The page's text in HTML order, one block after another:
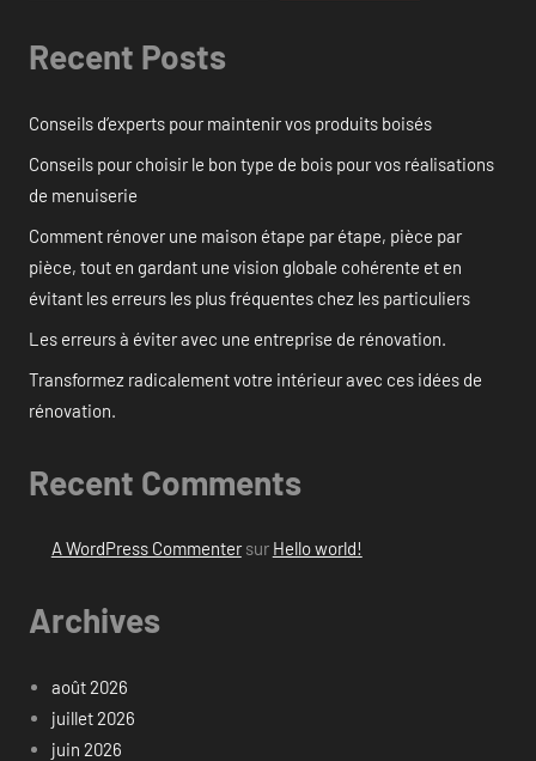
Recent Posts
Conseils d’experts pour maintenir vos produits boisés
Conseils pour choisir le bon type de bois pour vos réalisations
de menuiserie
Comment rénover une maison étape par étape, pièce par
pièce, tout en gardant une vision globale cohérente et en
évitant les erreurs les plus fréquentes chez les particuliers
Les erreurs à éviter avec une entreprise de rénovation.
Transformez radicalement votre intérieur avec ces idées de
rénovation.
Recent Comments
A WordPress Commentersur Hello world!
Archives
août 2026
juillet 2026
juin 2026